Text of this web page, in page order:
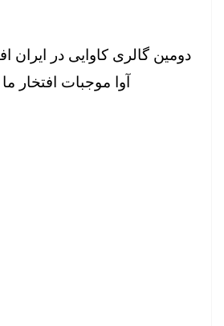
دومین گالری کاوایی در ایران
آوا موجبات افتخار